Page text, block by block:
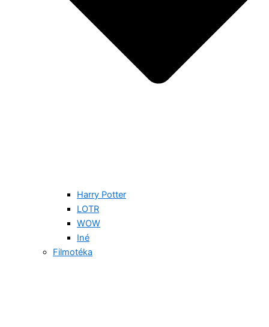
Harry Potter
LOTR
WOW
Iné
Filmotéka